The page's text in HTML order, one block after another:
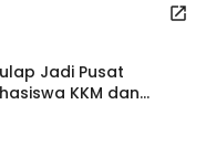
Jadi Pusat
KKM dan